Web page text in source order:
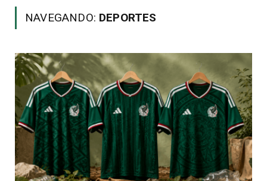
NAVEGANDO: DEPORTES